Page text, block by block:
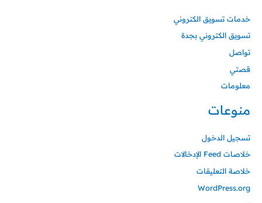
خدمات تسويق الكتروني
تسويق الكتروني بجدة
تواصل
قصتي
معلومات
منوعات
تسجيل الدخول
خلاصات Feed الإدخالات
خلاصة التعليقات
WordPress.org